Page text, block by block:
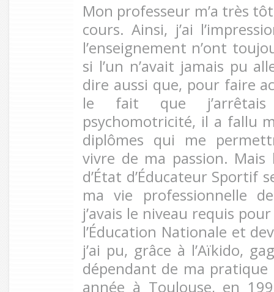
Mon professeur m’a très
cours. Ainsi, j’ai
l’enseignement n’ont
si l’un n’avait jamais pu
dire aussi que, pour faire
le fait que
psychomotricité, il a fallu
diplômes qui me
vivre de ma passion. Mais
d’État d’Éducateur Sportif
ma vie professionnelle
j’avais le niveau requis
l’Éducation Nationale et
j’ai pu, grâce à l’Aïkido,
dépendant de ma pratique
année à Toulouse, en